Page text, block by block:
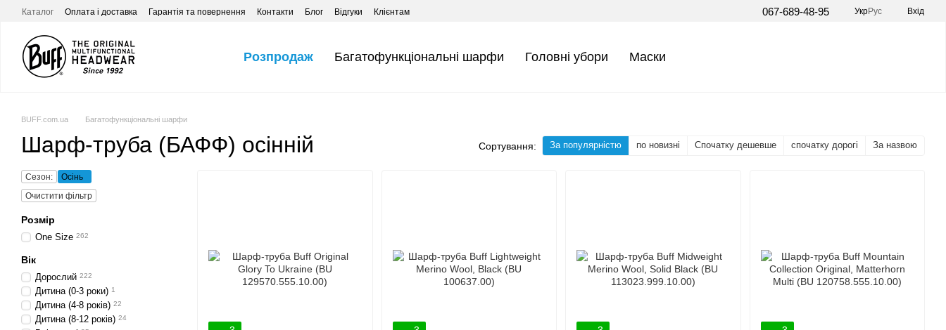
Перейти до основного контенту
Каталог Оплата і доставка Гарантія та повернення Контакти Блог Відгуки Клієнтам 067-689-48-95 УкрРус Вхід
Розпродаж Багатофункціональні шарфи Головні убори Маски
BUFF.com.ua Багатофункціональні шарфи
Шарф-труба (БАФФ) осінній Сортування: За популярністю по новизні Спочатку дешевше спочатку дорогі За назвою
Сезон:
Осінь
Очистити фільтр
Розмір
One Size 262
Вік
Дорослий 222
Дитина (0-3 роки) 1
Дитина (4-8 років) 22
Дитина (8-12 років) 24